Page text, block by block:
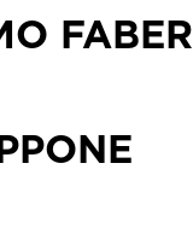
FABER